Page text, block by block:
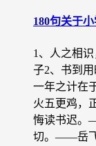
180句关于
1、人之相
子2、书到
一年之计在
火五更鸡，
悔读书迟。
切。——岳